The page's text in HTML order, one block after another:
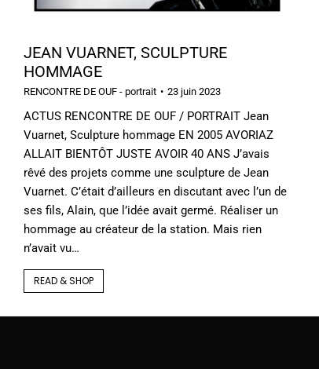
JEAN VUARNET, SCULPTURE
HOMMAGE
RENCONTRE DE OUF - portrait 23 juin 2023
ACTUS RENCONTRE DE OUF / PORTRAIT Jean
Vuarnet, Sculpture hommage EN 2005 AVORIAZ
ALLAIT BIENTÔT JUSTE AVOIR 40 ANS J’avais
rêvé des projets comme une sculpture de Jean
Vuarnet. C’était d’ailleurs en discutant avec l’un de
ses fils, Alain, que l’idée avait germé. Réaliser un
hommage au créateur de la station. Mais rien
n’avait vu…
READ & SHOP